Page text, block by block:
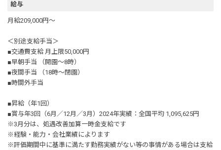
給与
月給209,000円～
＜別途支給手当＞
■交通費支給 月上限50,000円
■早朝手当 （開園～8時）
■夜間手当 （18時～閉園）
■時間外手当
■昇給（年1回）
■賞与年3回（6月／12月／3月）2024年実績：全国平均 1,095,625円
※3月分は、処遇改善加算一時金支給です
※経験・能力・会社業績によります
※評価期間中に基準に満たす勤務実績がない等の事情がある場合は支給